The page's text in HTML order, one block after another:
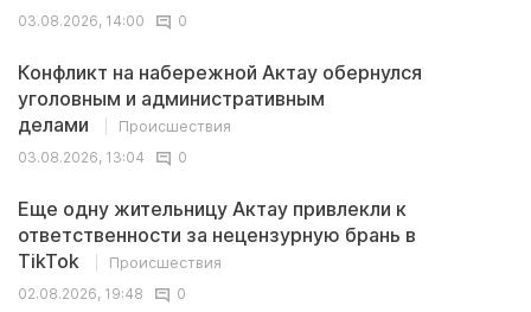
03.08.2026, 14:00
0
Конфликт на набережной Актау обернулся
уголовным и административным
делами
Происшествия
03.08.2026, 13:04
0
Еще одну жительницу Актау привлекли к
ответственности за нецензурную брань в
TikTok
Происшествия
02.08.2026, 19:48
0